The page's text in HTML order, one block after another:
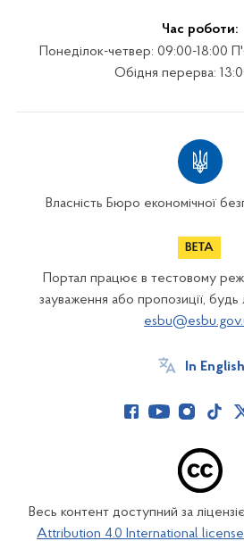
Час роботи:
Понеділок-четвер: 09:00-18:00
Обідня перерва:
Власність Бюро економічної
Портал працює в тестовому
зауваження або пропозиції, будь
In English
Весь контент доступний за
Attribution 4.0 International license